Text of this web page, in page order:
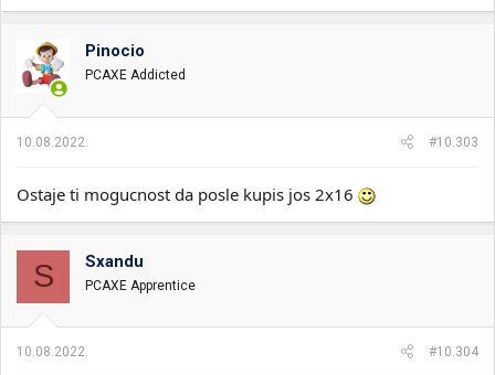
Pinocio
PCAXE Addicted
10.08.2022. #10.303
Ostaje ti mogucnost da posle kupis jos 2x16
S Sxandu
PCAXE Apprentice
10.08.2022. #10.304